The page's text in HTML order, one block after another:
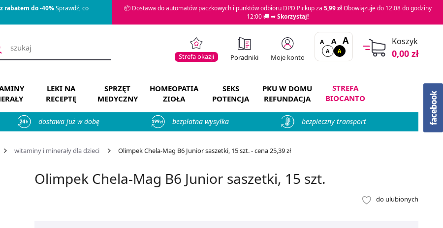
z rabatem do -40%Sprawdź, co
📦 Dostawa do automatów paczkowych i punktów odbioru DPD Pickup za 5,99 złObowiązuje do 12.08 do godziny
12:00 🚚 ➡Skorzystaj!
Strefa okazji Poradniki Moje konto
A A A
A A
Koszyk
0,00 zł
LEKI NA
RECEPTĘ
SPRZĘT
MEDYCZNY
HOMEOPATIA
ZIOŁA
SEKS
POTENCJA
PKU W DOMU
REFUNDACJA
STREFA
BIOCANTO
dostawa już w dobę bezpłatna wysyłka bezpieczny transport
witaminy i minerały dla dzieci Olimpek Chela-Mag B6 Junior saszetki, 15 szt. - cena 25,39 zł
Olimpek Chela-Mag B6 Junior saszetki, 15 szt.
do ulubionych